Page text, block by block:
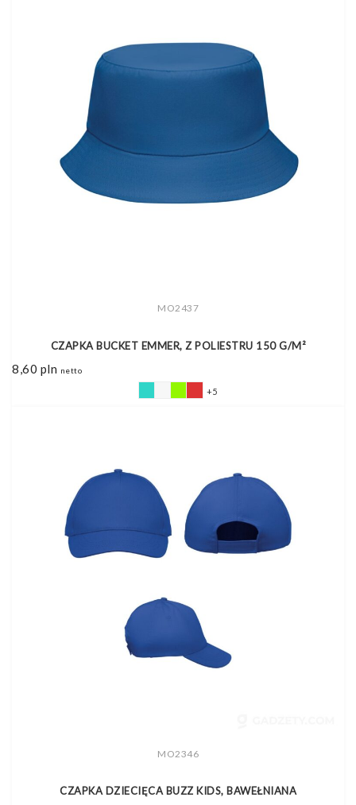
MO2437
CZAPKA BUCKET EMMER, Z POLIESTRU 150 G/M²
8,60 pln netto
+5
MO2346
CZAPKA DZIECIĘCA BUZZ KIDS, BAWEŁNIANA